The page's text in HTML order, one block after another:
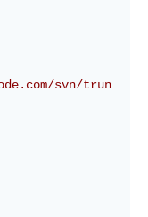
svn/trun